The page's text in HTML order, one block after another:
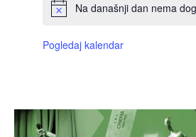
Na današnji dan nema
Pogledaj kalendar